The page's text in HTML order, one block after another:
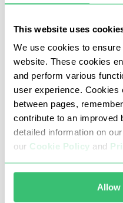
This website uses
We use cookies to
website. These cookies
and perform various
user experience. Cookies
between pages,
contribute to an improved
detailed information on
our Cookie Policy and
Allow
trường Tùy chọn
IP, Cổng, Đăng
vậy thường có thể
thư gửi. Nếu bạn
SOCKS5Từ proxy-
được nhân đôi
của bạn.